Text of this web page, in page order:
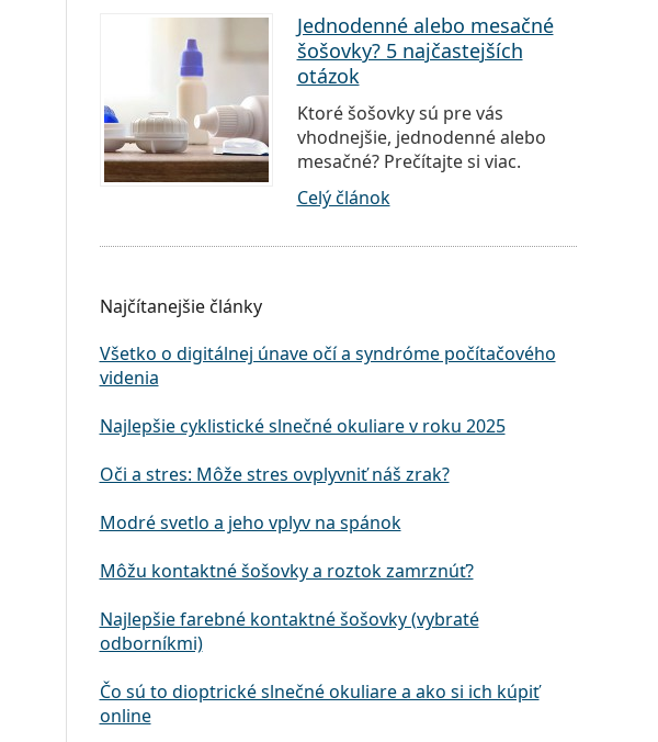
Jednodenné alebo mesačné
šošovky? 5 najčastejších
otázok
Ktoré šošovky sú pre vás
vhodnejšie, jednodenné alebo
mesačné? Prečítajte si viac.
Celý článok
Najčítanejšie články
Všetko o digitálnej únave očí a syndróme počítačového
videnia
Najlepšie cyklistické slnečné okuliare v roku 2025
Oči a stres: Môže stres ovplyvniť náš zrak?
Modré svetlo a jeho vplyv na spánok
Môžu kontaktné šošovky a roztok zamrznúť?
Najlepšie farebné kontaktné šošovky (vybraté
odborníkmi)
Čo sú to dioptrické slnečné okuliare a ako si ich kúpiť
online